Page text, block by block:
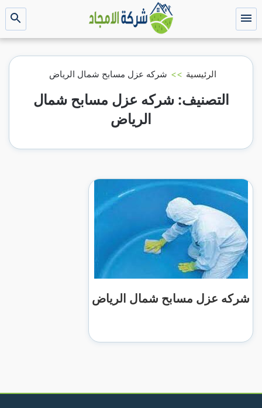
التجاوز
إلى القائمة
بحث
عن
الرئيسية >> شركه عزل مسابح شمال الرياض
التصنيف:شركه عزل مسابح شمال
الرياض
شركه عزل مسابح شمال الرياض